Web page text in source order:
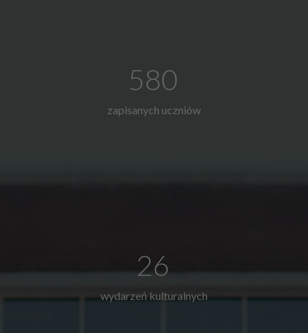
580
zapisanych uczniów
26
wydarzeń kulturalnych